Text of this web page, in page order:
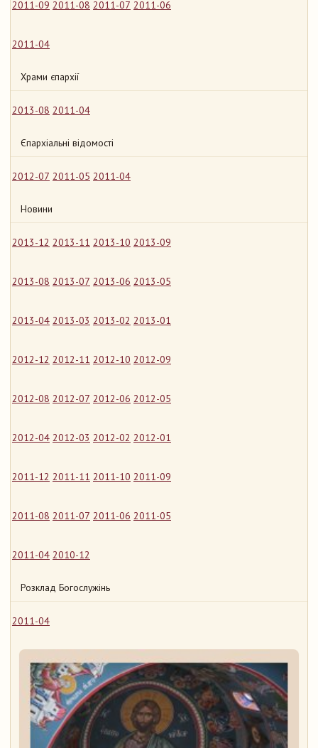
2011-09 2011-08 2011-07 2011-06
2011-04
Храми єпархії
2013-08 2011-04
Єпархіальні відомості
2012-07 2011-05 2011-04
Новини
2013-12 2013-11 2013-10 2013-09
2013-08 2013-07 2013-06 2013-05
2013-04 2013-03 2013-02 2013-01
2012-12 2012-11 2012-10 2012-09
2012-08 2012-07 2012-06 2012-05
2012-04 2012-03 2012-02 2012-01
2011-12 2011-11 2011-10 2011-09
2011-08 2011-07 2011-06 2011-05
2011-04 2010-12
Розклад Богослужінь
2011-04